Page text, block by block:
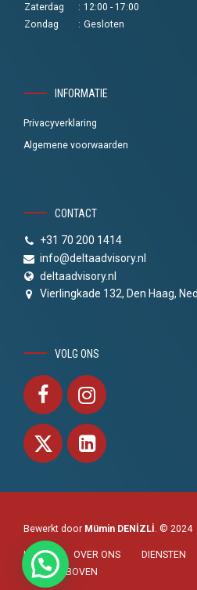
Zaterdag
: 12:00 - 17:00
Zondag
: Gesloten
INFORMATIE
Privacyverklaring
Algemene voorwaarden
CONTACT
+31 70 200 1414
info@deltaadvisory.nl
deltaadvisory.nl
Vierlingkade 132, Den Haag,
VOLG ONS
Bewerkt door Mümin DENİZLİ. © 2024
HOME OVER ONS DIENSTEN
NAAR BOVEN